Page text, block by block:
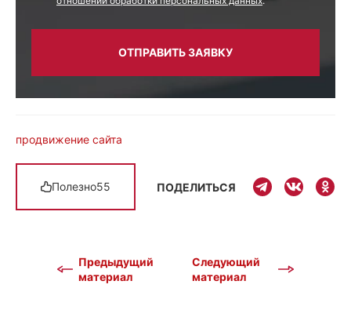
ОТПРАВИТЬ ЗАЯВКУ
продвижение сайта
Полезно55 ПОДЕЛИТЬСЯ
Предыдущий
материал
Следующий
материал